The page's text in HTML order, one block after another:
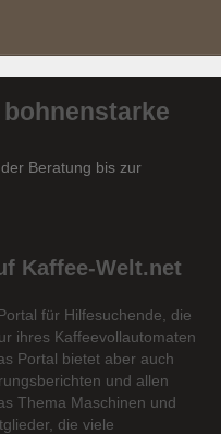
Beratung bis zur
Kaffee-Welt.net
für Hilfesuchende, die
ihres Kaffeevollautomaten
Portal bietet aber auch
und allen
Thema Maschinen und
die viele